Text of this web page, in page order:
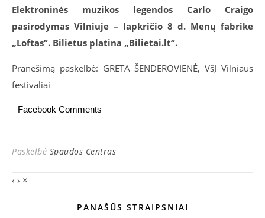
Elektroninės muzikos legendos Carlo Craigo
pasirodymas Vilniuje – lapkričio 8 d. Menų fabrike
„Loftas“. Bilietus platina „Bilietai.lt“.
Pranešimą paskelbė: GRETA ŠENDEROVIENĖ, VšĮ Vilniaus
festivaliai
Facebook Comments
Paskelbė Spaudos Centras
‹ › ×
PANAŠŪS STRAIPSNIAI